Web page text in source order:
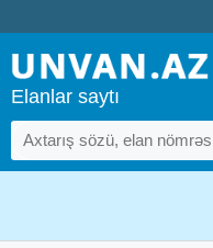
Elanlar saytı